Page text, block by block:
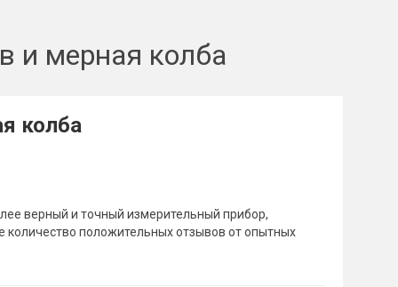
и мерная колба
колба
верный и точный измерительный прибор,
количество положительных отзывов от опытных